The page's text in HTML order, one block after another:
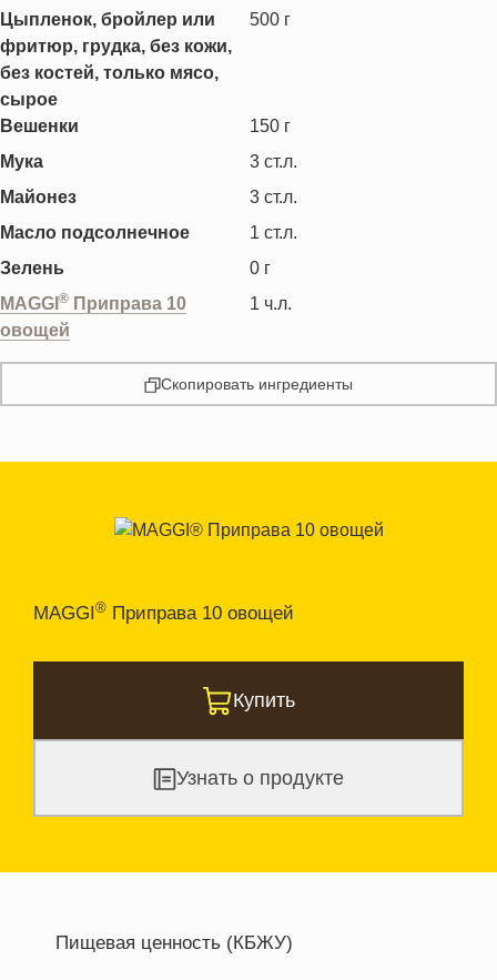
Цыпленок, бройлер или
фритюр, грудка, без кожи,
без костей, только мясо,
сырое
500 г
Вешенки 150 г
Мука
3 ст.л.
Майонез
3 ст.л.
Масло подсолнечное
1 ст.л.
Зелень
0 г
MAGGI ® Приправа 10
овощей
1 ч.л.
Скопировать ингредиенты
MAGGI® Приправа 10 овощей
Купить
Узнать о продукте
Пищевая ценность (КБЖУ)